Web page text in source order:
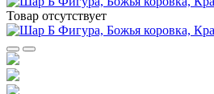
Товар отсутствует